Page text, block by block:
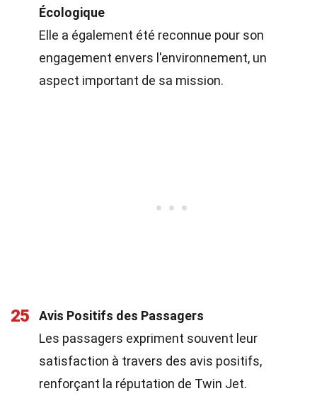
Écologique
Elle a également été reconnue pour son
engagement envers l'environnement, un
aspect important de sa mission.
25
Avis Positifs des Passagers
Les passagers expriment souvent leur
satisfaction à travers des avis positifs,
renforçant la réputation de Twin Jet.